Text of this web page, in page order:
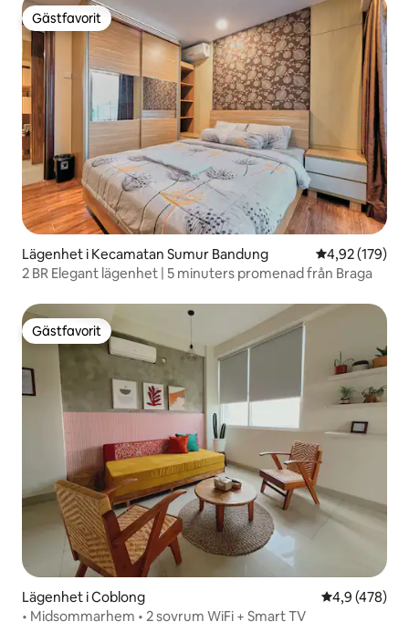
Gästfavorit
Gästfavorit
Lägenhet i Kecamatan Sumur Bandung 4,92 av 5 i
4,92 (179)
2 BR Elegant lägenhet | 5 minuters promenad från Braga
Gästfavorit
Gästfavorit
Lägenhet i Coblong 4,9 av 5 i
4,9 (478)
• Midsommarhem • 2 sovrum WiFi + Smart TV